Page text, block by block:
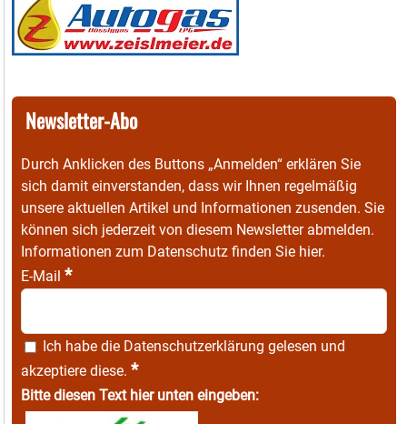
Newsletter-Abo
Durch Anklicken des Buttons „Anmelden“ erklären Sie
sich damit einverstanden, dass wir Ihnen regelmäßig
unsere aktuellen Artikel und Informationen zusenden. Sie
können sich jederzeit von diesem Newsletter abmelden.
Informationen zum Datenschutz finden Sie hier.
E-Mail *
Ich habe die Datenschutzerklärung gelesen und
akzeptiere diese. *
Bitte diesen Text hier unten eingeben: